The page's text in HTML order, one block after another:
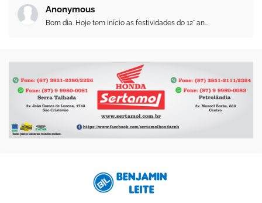
Anonymous
Bom dia. Hoje tem início as festividades do 12° an...